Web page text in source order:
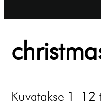
Kuvatakse 1–12